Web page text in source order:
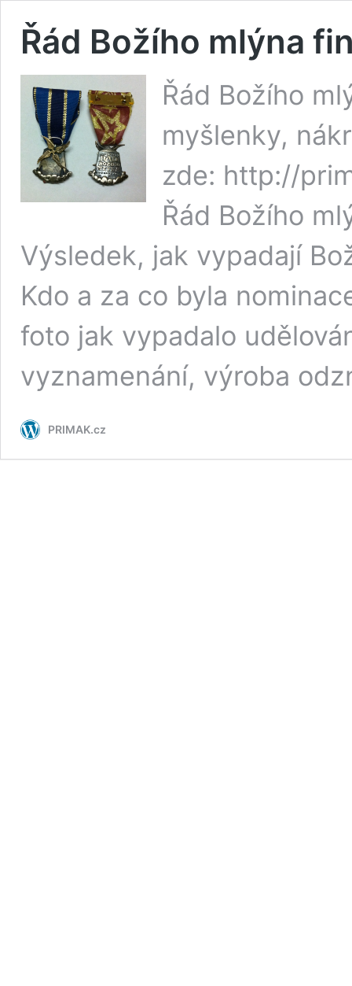
Řád Božího mlýna
Řád Božího
myšlenky,
zde: http://
Řád Božího
Výsledek, jak vypadají
Kdo a za co byla
foto jak vypadalo
vyznamenání, výroba
PRIMAK.cz